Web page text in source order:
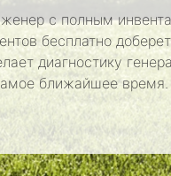
с полным
бесплатно
диагностику
ближайшее время.